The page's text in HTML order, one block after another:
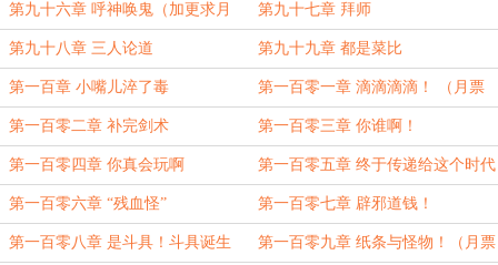
第九十六章 呼神唤鬼（加更求月
票！）
第九十七章 拜师
第九十八章 三人论道 第九十九章 都是菜比
第一百章 小嘴儿淬了毒 第一百零一章 滴滴滴滴！ （月票
投满加更！）
第一百零二章 补完剑术 第一百零三章 你谁啊！
第一百零四章 你真会玩啊 第一百零五章 终于传递给这个时代
的你
第一百零六章 “残血怪” 第一百零七章 辟邪道钱！
第一百零八章 是斗具！斗具诞生 第一百零九章 纸条与怪物！（月票